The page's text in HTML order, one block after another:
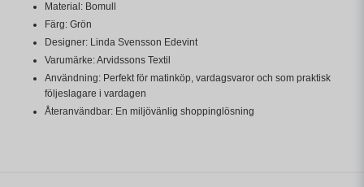
Material: Bomull
Färg: Grön
Designer: Linda Svensson Edevint
Varumärke: Arvidssons Textil
Användning: Perfekt för matinköp, vardagsvaror och som praktisk
följeslagare i vardagen
Återanvändbar: En miljövänlig shoppinglösning